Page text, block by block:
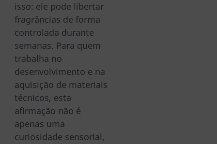
isso: ele pode libertar
fragrâncias de forma
controlada durante
semanas. Para quem
trabalha no
desenvolvimento e na
aquisição de materiais
técnicos, esta
afirmação não é
apenas uma
curiosidade sensorial,